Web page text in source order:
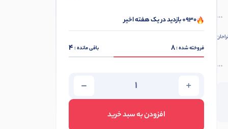
930+ بازدید در یک هفته اخیر
فروخته شده :8 باقی مانده :4
افزودن به سبد خرید